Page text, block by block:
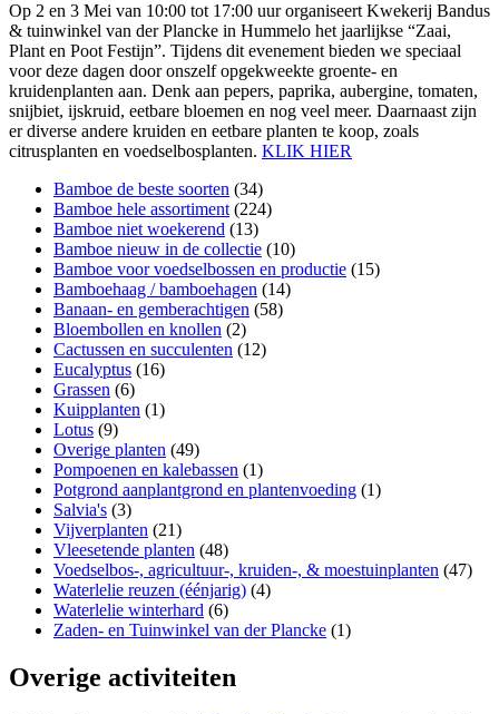
Op 2 en 3 Mei van 10:00 tot 17:00 uur organiseert Kwekerij Bandus
& tuinwinkel van der Plancke in Hummelo het jaarlijkse “Zaai,
Plant en Poot Festijn”. Tijdens dit evenement bieden we speciaal
voor deze dagen door onszelf opgekweekte groente- en
kruidenplanten aan. Denk aan pepers, paprika, aubergine, tomaten,
snijbiet, ijskruid, eetbare bloemen en nog veel meer. Daarnaast zijn
er diverse andere kruiden en eetbare planten te koop, zoals
citrusplanten en voedselbosplanten. KLIK HIER
Bamboe de beste soorten (34)
Bamboe hele assortiment (224)
Bamboe niet woekerend (13)
Bamboe nieuw in de collectie (10)
Bamboe voor voedselbossen en productie (15)
Bamboehaag / bamboehagen (14)
Banaan- en gemberachtigen (58)
Bloembollen en knollen (2)
Cactussen en succulenten (12)
Eucalyptus (16)
Grassen (6)
Kuipplanten (1)
Lotus (9)
Overige planten (49)
Pompoenen en kalebassen (1)
Potgrond aanplantgrond en plantenvoeding (1)
Salvia's (3)
Vijverplanten (21)
Vleesetende planten (48)
Voedselbos-, agricultuur-, kruiden-, & moestuinplanten (47)
Waterlelie reuzen (éénjarig) (4)
Waterlelie winterhard (6)
Zaden- en Tuinwinkel van der Plancke (1)
Overige activiteiten